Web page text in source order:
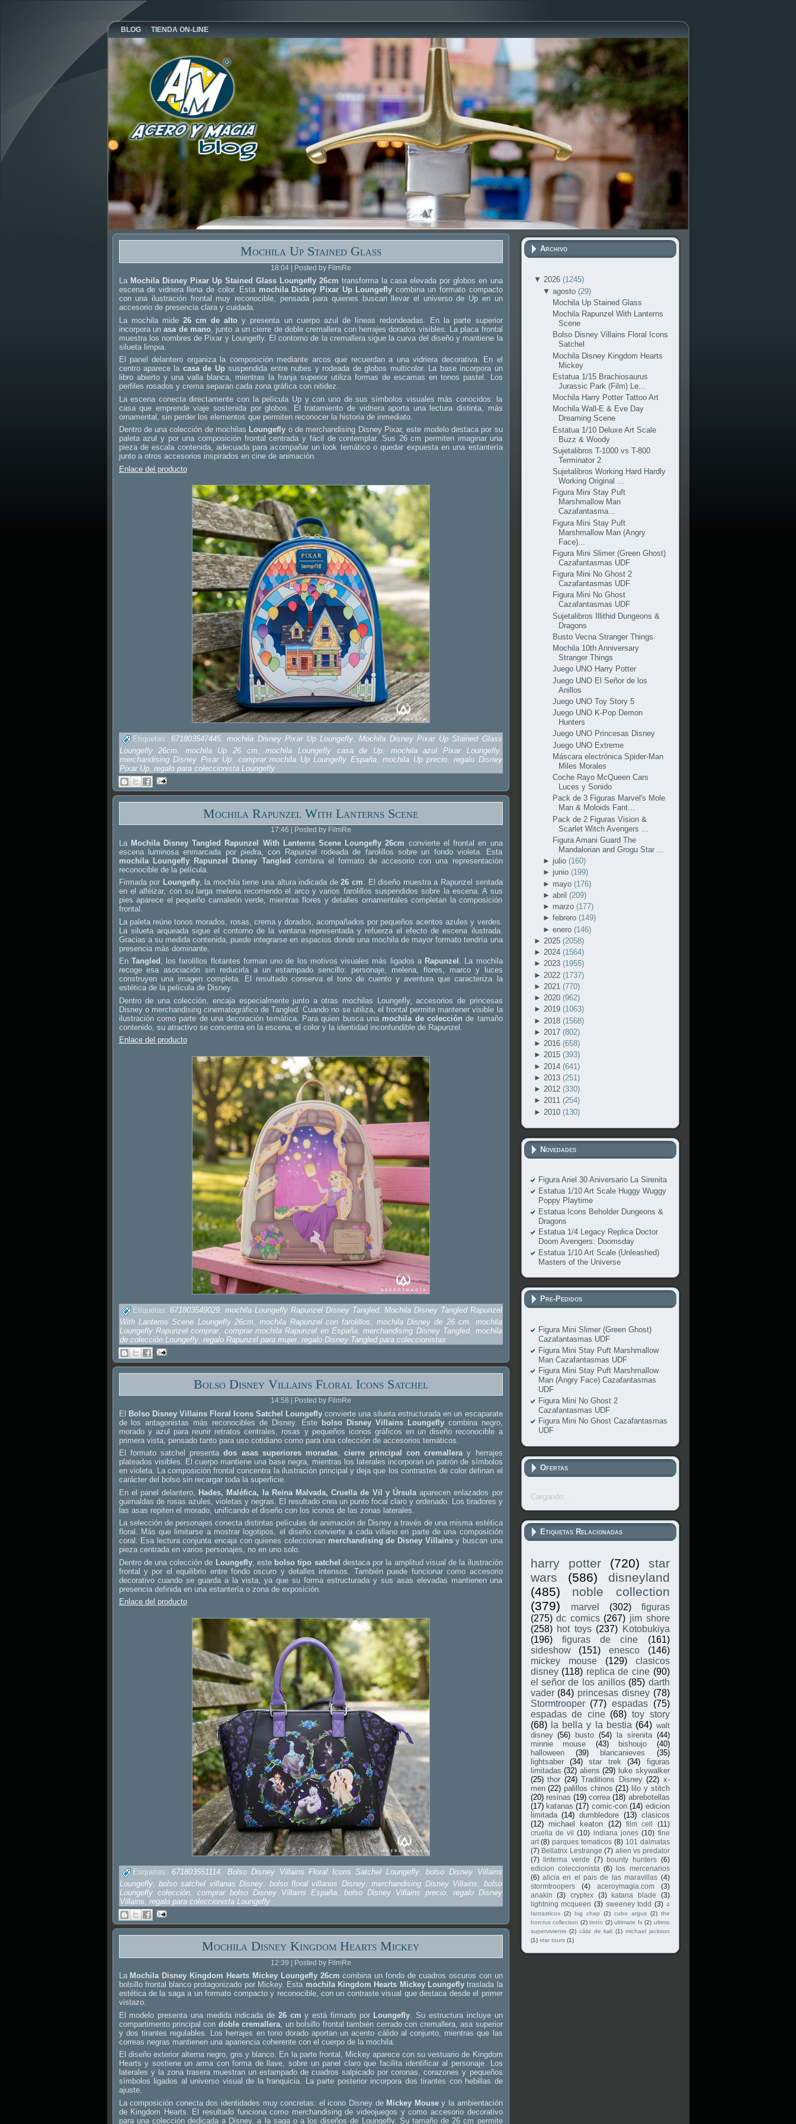
BLOG TIENDA ON-LINE
Mochila Up Stained Glass
18:04 | Posted by FilmRe
La Mochila Disney Pixar Up Stained Glass Loungefly 26cm transforma la casa elevada por globos en una
escena de vidriera llena de color. Esta mochila Disney Pixar Up Loungefly combina un formato compacto
con una ilustración frontal muy reconocible, pensada para quienes buscan llevar el universo de Up en un
accesorio de presencia clara y cuidada.
La mochila mide 26 cm de alto y presenta un cuerpo azul de líneas redondeadas. En la parte superior
incorpora unasa de mano, junto a un cierre de doble cremallera con herrajes dorados visibles. La placa frontal
muestra los nombres de Pixar y Loungefly. El contorno de la cremallera sigue la curva del diseño y mantiene la
silueta limpia.
El panel delantero organiza la composición mediante arcos que recuerdan a una vidriera decorativa. En el
centro aparece la casa de Upsuspendida entre nubes y rodeada de globos multicolor. La base incorpora un
libro abierto y una valla blanca, mientras la franja superior utiliza formas de escamas en tonos pastel. Los
perfiles rosados y crema separan cada zona gráfica con nitidez.
La escena conecta directamente con la película Up y con uno de sus símbolos visuales más conocidos: la
casa que emprende viaje sostenida por globos. El tratamiento de vidriera aporta una lectura distinta, más
ornamental, sin perder los elementos que permiten reconocer la historia de inmediato.
Dentro de una colección de mochilas Loungefly o de merchandising Disney Pixar, este modelo destaca por su
paleta azul y por una composición frontal centrada y fácil de contemplar. Sus 26 cm permiten imaginar una
pieza de escala contenida, adecuada para acompañar un look temático o quedar expuesta en una estantería
junto a otros accesorios inspirados en cine de animación.
Enlace del producto
Etiquetas: 671803547445,mochila Disney Pixar Up Loungefly,Mochila Disney Pixar Up Stained Glass
Loungefly 26cm, mochila Up 26 cm,mochila Loungefly casa de Up, mochila azul Pixar Loungefly,
merchandising Disney Pixar Up, comprar mochila Up Loungefly España,mochila Up precio, regalo Disney
Pixar Up, regalo para coleccionista Loungefly
Mochila Rapunzel With Lanterns Scene
17:46 | Posted by FilmRe
La Mochila Disney Tangled Rapunzel With Lanterns Scene Loungefly 26cm convierte el frontal en una
escena luminosa enmarcada por piedra, con Rapunzel rodeada de farolillos sobre un fondo violeta. Esta
mochila Loungefly Rapunzel Disney Tangled combina el formato de accesorio con una representación
reconocible de la película.
Firmada por Loungefly, la mochila tiene una altura indicada de26 cm. El diseño muestra a Rapunzel sentada
en el alféizar, con su larga melena recorriendo el arco y varios farolillos suspendidos sobre la escena. A sus
pies aparece el pequeño camaleón verde, mientras flores y detalles ornamentales completan la composición
frontal.
La paleta reúne tonos morados, rosas, crema y dorados, acompañados por pequeños acentos azules y verdes.
La silueta arqueada sigue el contorno de la ventana representada y refuerza el efecto de escena ilustrada.
Gracias a su medida contenida, puede integrarse en espacios donde una mochila de mayor formato tendría una
presencia más dominante.
En Tangled , los farolillos flotantes forman uno de los motivos visuales más ligados a Rapunzel . La mochila
recoge esa asociación sin reducirla a un estampado sencillo: personaje, melena, flores, marco y luces
construyen una imagen completa. El resultado conserva el tono de cuento y aventura que caracteriza la
estética de la película de Disney.
Dentro de una colección, encaja especialmente junto a otras mochilas Loungefly, accesorios de princesas
Disney o merchandising cinematográfico de Tangled. Cuando no se utiliza, el frontal permite mantener visible la
ilustración como parte de una decoración temática. Para quien busca una mochila de colección de tamaño
contenido, su atractivo se concentra en la escena, el color y la identidad inconfundible de Rapunzel.
Enlace del producto
Etiquetas: 671803549029,mochila Loungefly Rapunzel Disney Tangled, Mochila Disney Tangled Rapunzel
With Lanterns Scene Loungefly 26cm ,mochila Rapunzel con farolillos mochila Disney de 26 cm
mochila
Loungefly Rapunzel comprar, comprar mochila Rapunzel en España ,merchandising Disney Tangled, mochila
de colección Loungefly, regalo Rapunzel para mujer, regalo Disney Tangled para coleccionistas
Bolso Disney Villains Floral Icons Satchel
14:58 | Posted by FilmRe
El Bolso Disney Villains Floral Icons Satchel Loungefly convierte una silueta estructurada en un escaparate
de los antagonistas más reconocibles de Disney. Este bolso Disney Villains Loungeflycombina negro,
morado y azul para reunir retratos centrales, rosas y pequeños iconos gráficos en un diseño reconocible a
primera vista, pensado tanto para uso cotidiano como para una colección de accesorios temáticos.
El formato satchel presentados asas superiores moradas,cierre principal con cremalleray herrajes
plateados visibles. El cuerpo mantiene una base negra, mientras los laterales incorporan un patrón de símbolos
en violeta. La composición frontal concentra la ilustración principal y deja que los contrastes de color definan el
carácter del bolso sin recargar toda la superficie.
En el panel delantero,
Hades, Maléfica, la Reina Malvada, Cruella de Vil y Úrsulaaparecen enlazados por
guirnaldas de rosas azules, violetas y negras. El resultado crea un punto focal claro y ordenado. Los tiradores y
las asas repiten el morado, unificando el diseño con los iconos de las zonas laterales.
La selección de personajes conecta distintas películas de animación de Disney a través de una misma estética
floral. Más que limitarse a mostrar logotipos, el diseño convierte a cada villano en parte de una composición
coral. Esa lectura conjunta encaja con quienes coleccionan merchandising de Disney Villainsy buscan una
pieza centrada en varios personajes, no en uno solo.
Dentro de una colección de Loungefly, este bolso tipo satchel destaca por la amplitud visual de la ilustración
frontal y por el equilibrio entre fondo oscuro y detalles intensos. También puede funcionar como accesorio
decorativo cuando se guarda a la vista, ya que su forma estructurada y sus asas elevadas mantienen una
presencia definida en una estantería o zona de exposición.
Enlace del producto
Etiquetas: 671803551114, Bolso Disney Villains Floral Icons Satchel Loungefly,bolso Disney Villains
Loungefly, bolso satchel villanas Disney bolso floral villanos Disney,merchandising Disney Villains
bolso
Loungefly colección, comprar bolso Disney Villains España, bolso Disney Villains precio, regalo Disney
Villains regalo para coleccionista Loungefly
Mochila Disney Kingdom Hearts Mickey
12:39 | Posted by FilmRe
La Mochila Disney Kingdom Hearts Mickey Loungefly 26cm combina un fondo de cuadros oscuros con un
bolsillo frontal blanco protagonizado por Mickey. Esta mochila Kingdom Hearts Mickey Loungeflytraslada la
estética de la saga a un formato compacto y reconocible, con un contraste visual que destaca desde el primer
vistazo.
El modelo presenta una medida indicada de 26 cm y está firmado por Loungefly . Su estructura incluye un
compartimento principal con doble cremallera , un bolsillo frontal también cerrado con cremallera, asa superior
y dos tirantes regulables. Los herrajes en tono dorado aportan un acento cálido al conjunto, mientras que las
correas negras mantienen una apariencia coherente con el cuerpo de la mochila.
El diseño exterior alterna negro, gris y blanco. En la parte frontal, Mickey aparece con su vestuario de Kingdom
Hearts y sostiene un arma con forma de llave, sobre un panel claro que facilita identificar al personaje. Los
laterales y la zona trasera muestran un estampado de cuadros salpicado por coronas, corazones y pequeños
símbolos ligados al universo visual de la franquicia. La parte posterior incorpora dos tirantes con hebillas de
ajuste.
La composición conecta dos identidades muy concretas: el icono Disney de Mickey Mousey la ambientación
de Kingdom Hearts. El resultado funciona como merchandising de videojuegos y como accesorio decorativo
para una colección dedicada a Disney, a la saga o a los diseños de Loungefly. Su tamaño de 26 cm permite
Archivo
▼ 2026 (1245)
▼agosto(29)
Mochila Up Stained Glass
Mochila Rapunzel With Lanterns
Scene
Bolso Disney Villains Floral Icons
Satchel
Mochila Disney Kingdom Hearts
Mickey
Estatua 1/15 Brachiosaurus
Jurassic Park (Film) Le...
Mochila Harry Potter Tattoo Art
Mochila Wall-E & Eve Day
Dreaming Scene
Estatua 1/10 Deluxe Art Scale
Buzz & Woody
Sujetalibros T-1000 vs T-800
Terminator 2
Sujetalibros Working Hard Hardly
Working Original ...
Figura Mini Stay Puft
Marshmallow Man
Cazafantasma...
Figura Mini Stay Puft
Marshmallow Man (Angry
Face)...
Figura Mini Slimer (Green Ghost)
Cazafantasmas UDF
Figura Mini No Ghost 2
Cazafantasmas UDF
Figura Mini No Ghost
Cazafantasmas UDF
Sujetalibros Illithid Dungeons &
Dragons
Busto Vecna Stranger Things
Mochila 10th Anniversary
Stranger Things
Juego UNO Harry Potter
Juego UNO El Señor de los
Anillos
Juego UNO Toy Story 5
Juego UNO K-Pop Demon
Hunters
Juego UNO Princesas Disney
Juego UNO Extreme
Máscara electrónica Spider-Man
Miles Morales
Coche Rayo McQueen Cars
Luces y Sonido
Pack de 3 Figuras Marvel's Mole
Man & Moloids Fant...
Pack de 2 Figuras Vision &
Scarlet Witch Avengers ...
Figura Amani Guard The
Mandalorian and Grogu Star ...
► julio(160)
► junio(199)
► mayo(176)
►abril(209)
► marzo(177)
►febrero(149)
►enero(146)
► 2025 (2058)
► 2024 (1564)
► 2023 (1955)
► 2022 (1737)
► 2021 (770)
► 2020 (962)
► 2019 (1063)
► 2018 (1568)
► 2017 (802)
► 2016 (658)
► 2015 (393)
► 2014 (641)
► 2013 (251)
► 2012 (330)
► 2011 (254)
► 2010 (130)
Novedades
Figura Ariel 30 Aniversario La Sirenita
Estatua 1/10 Art Scale Huggy Wuggy
Poppy Playtime
Estatua Icons Beholder Dungeons &
Dragons
Estatua 1/4 Legacy Replica Doctor
Doom Avengers: Doomsday
Estatua 1/10 Art Scale (Unleashed)
Masters of the Universe
Pre-Pedidos
Figura Mini Slimer (Green Ghost)
Cazafantasmas UDF
Figura Mini Stay Puft Marshmallow
Man Cazafantasmas UDF
Figura Mini Stay Puft Marshmallow
Man (Angry Face) Cazafantasmas
UDF
Figura Mini No Ghost 2
Cazafantasmas UDF
Figura Mini No Ghost Cazafantasmas
UDF
Ofertas
Cargando...
Etiquetas Relacionadas
harry potter (720)
star
wars
(586)
disneyland
(485)
noble collection
(379)
marvel (302)
figuras
(275) dc comics (267) jim shore
(258) hot toys (237) Kotobukiya
(196)
figuras de cine
(161)
sideshow
(151) enesco
(146)
mickey mouse
(129)
clasicos
disney (118) replica de cine (90)
el señor de los anillos (85) darth
vader (84) princesas disney (78)
Stormtrooper (77) espadas (75)
espadas de cine (68) toy story
(68)
la bella y la bestia (64) walt
disney (56) busto (54) la sirenita (44)
minnie mouse
(43) bishoujo
(40)
halloween
(39) blancanieves
(35)
lightsaber
(34) star trek (34)
figuras
limitadas (32) aliens (29) luke skywalker
(25) thor (24) Traditions Disney (22) x-
men (22) palillos chinos (21) lilo y stitch
(20) resinas (19) correa (18) abrebotellas
(17) katanas (17) comic-con (14) edicion
limitada (14) dumbledore (13) clasicos
(12)
michael keaton (12) film cell
(11)
cruella de vil (10) indiana jones (10) fine
art (8) parques tematicos (8) 101 dalmatas
(7) Bellatrix Lestrange (7) alien vs predator
(7) linterna verde (7) bounty hunters (6)
edicion coleccionista (6) los mercenarios
(6) alicia en el pais de las maravillas (4)
stormtroopers
(4) aceroymagia.com
(3)
anakin
(3) cryptex (3) katana blade
(3)
lightning mcqueen (3) sweeney todd (3) 4
fantasticos (2) big chap (2) cubo argus (2) the
horcrux collection (2) tintín (2) ultimate fx (2) ultimo
superviviente (2) cáliz de kali (1) michael jackson
(1) star tours (1)